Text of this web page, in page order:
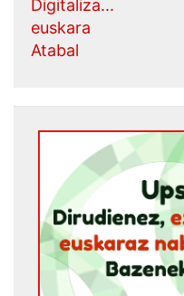
Digitaliza...
euskara
Atabal